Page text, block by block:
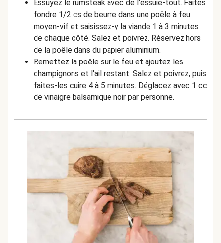
Essuyez le rumsteak avec de l'essuie-tout. Faites
fondre 1/2 cs de beurre dans une poêle à feu
moyen-vif et saisissez-y la viande 1 à 3 minutes
de chaque côté. Salez et poivrez. Réservez hors
de la poêle dans du papier aluminium.
Remettez la poêle sur le feu et ajoutez les
champignons et l'ail restant. Salez et poivrez, puis
faites-les cuire 4 à 5 minutes. Déglacez avec 1 cc
de vinaigre balsamique noir par personne.